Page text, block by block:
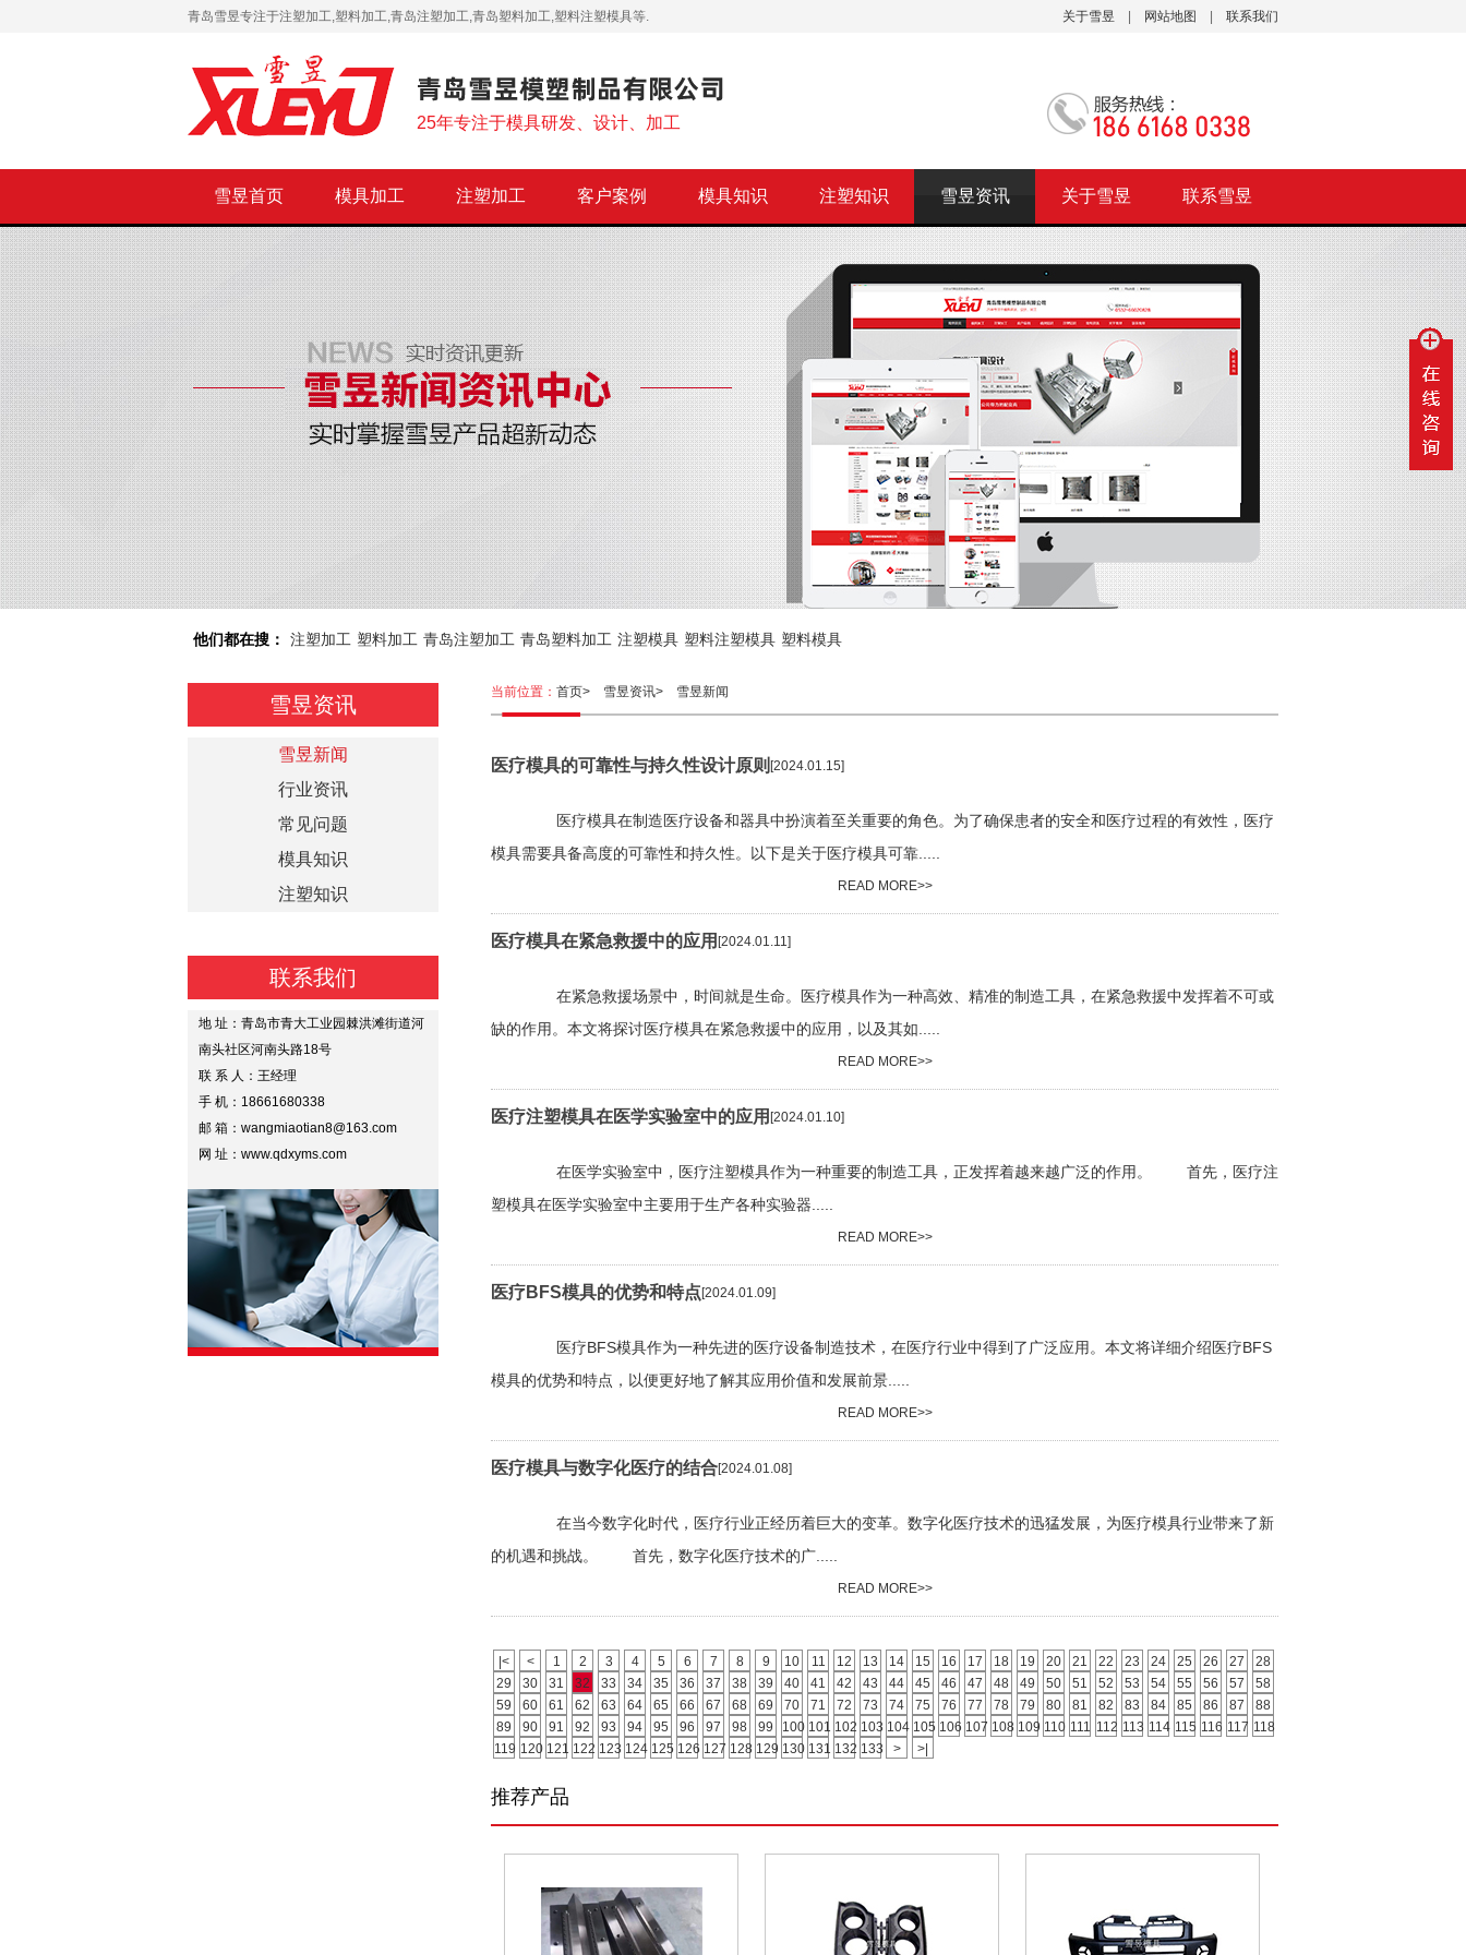
青岛雪昱专注于注塑加工,塑料加工,青岛注塑加工,青岛塑料加工,塑料注塑模具等. 关于雪昱 网站地图 联系我们
25年专注于模具研发、设计、加工
雪昱首页 模具加工 注塑加工 客户案例 模具知识 注塑知识 雪昱资讯 关于雪昱 联系雪昱
他们都在搜： 注塑加工 塑料加工 青岛注塑加工 青岛塑料加工 注塑模具 塑料注塑模具 塑料模具
雪昱资讯
雪昱新闻
行业资讯
常见问题
模具知识
注塑知识
联系我们
地 址：青岛市青大工业园棘洪滩街道河
南头社区河南头路18号
联 系 人：王经理
手 机：18661680338
邮 箱：wangmiaotian8@163.com
网 址：www.qdxyms.com
当前位置： 首页> 雪昱资讯> 雪昱新闻
医疗模具的可靠性与持久性设计原则 [2024.01.15]
医疗模具在制造医疗设备和器具中扮演着至关重要的角色。为了确保患者的安全和医疗过程的有效性，医疗
模具需要具备高度的可靠性和持久性。以下是关于医疗模具可靠.....
READ MORE>>
医疗模具在紧急救援中的应用 [2024.01.11]
在紧急救援场景中，时间就是生命。医疗模具作为一种高效、精准的制造工具，在紧急救援中发挥着不可或
缺的作用。本文将探讨医疗模具在紧急救援中的应用，以及其如.....
READ MORE>>
医疗注塑模具在医学实验室中的应用 [2024.01.10]
在医学实验室中，医疗注塑模具作为一种重要的制造工具，正发挥着越来越广泛的作用。 首先，医疗注
塑模具在医学实验室中主要用于生产各种实验器.....
READ MORE>>
医疗BFS模具的优势和特点 [2024.01.09]
医疗BFS模具作为一种先进的医疗设备制造技术，在医疗行业中得到了广泛应用。本文将详细介绍医疗BFS
模具的优势和特点，以便更好地了解其应用价值和发展前景.....
READ MORE>>
医疗模具与数字化医疗的结合[2024.01.08]
在当今数字化时代，医疗行业正经历着巨大的变革。数字化医疗技术的迅猛发展，为医疗模具行业带来了新
的机遇和挑战。 首先，数字化医疗技术的广.....
READ MORE>>
|< < 1 2 3 4 5 6 7 8 9 10 11 12 13 14 15 16 17 18 19 20 21 22 23 24 25 26 27
28
29
30 31 32 33 34 35 36 37 38 39 40 41 42 43 44 45 46 47 48 49 50 51 52 53 54 55 56 57
58
59
60 61 62 63 64 65 66 67 68 69 70 71 72 73 74 75 76 77 78 79 80 81 82 83 84 85 86 87
88
89
90 91 92 93 94 95 96 97 98 99 100 101 102 103 104 105 106 107 108 109 110 111 112 113 114 115 116 117 118
119 120 121 122 123 124 125 126 127 128 129 130 131 132 133 > >|
推荐产品